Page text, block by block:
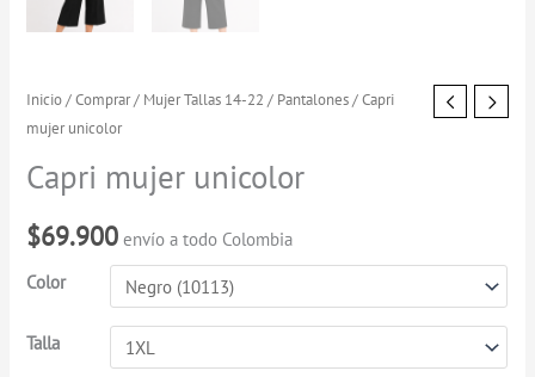
Inicio/Comprar/ Mujer Tallas 14-22 / Pantalones/ Capri
mujer unicolor
Capri mujer unicolor
$69.900 envío a todo Colombia
Color
Talla
Capri
mujer
unicolor
cantidad